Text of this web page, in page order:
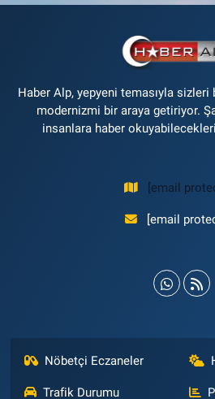
Haber Alp, yepyeni temasıyla
modernizmi bir araya getiriyor.
insanlara haber
[email
[email
Nöbetçi Eczaneler
Trafik Durumu